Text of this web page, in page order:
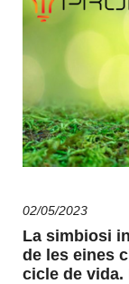
02/05/2023
La simbiosi
de les eines
cicle de vida.